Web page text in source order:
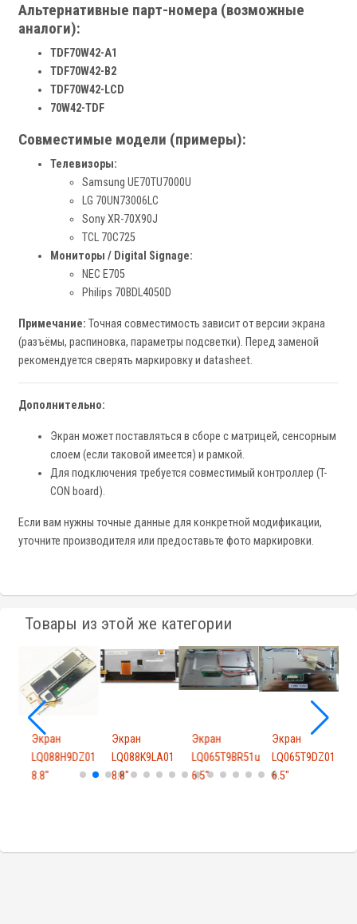
Альтернативные парт-номера (возможные
аналоги):
TDF70W42-A1
TDF70W42-B2
TDF70W42-LCD
70W42-TDF
Совместимые модели (примеры):
Телевизоры:
Samsung UE70TU7000U
LG 70UN73006LC
Sony XR-70X90J
TCL 70C725
Мониторы / Digital Signage:
NEC E705
Philips 70BDL4050D
Примечание: Точная совместимость зависит от версии экрана
(разъёмы, распиновка, параметры подсветки). Перед заменой
рекомендуется сверять маркировку и datasheet.
Дополнительно:
Экран может поставляться в сборе с матрицей, сенсорным
слоем (если таковой имеется) и рамкой.
Для подключения требуется совместимый контроллер (T-
CON board).
Если вам нужны точные данные для конкретной модификации,
уточните производителя или предоставьте фото маркировки.
Товары из этой же категории
Экран
LQ088H9DZ01
8.8"
Экран
LQ088K9LA01
8.8"
Экран
LQ065T9BR51u
6.5"
Экран
LQ065T9DZ01
6.5"